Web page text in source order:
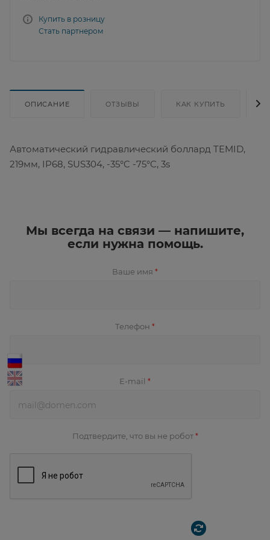
Купить в розницу
Стать партнером
ОПИСАНИЕ ОТЗЫВЫ КАК КУПИТЬ
Автоматический гидравлический боллард TEMID,
219мм, IP68, SUS304, -35°C -75°C, 3s
Мы всегда на связи — напишите,
если нужна помощь.
Ваше имя *
Телефон *
E-mail *
Подтвердите, что вы не робот *